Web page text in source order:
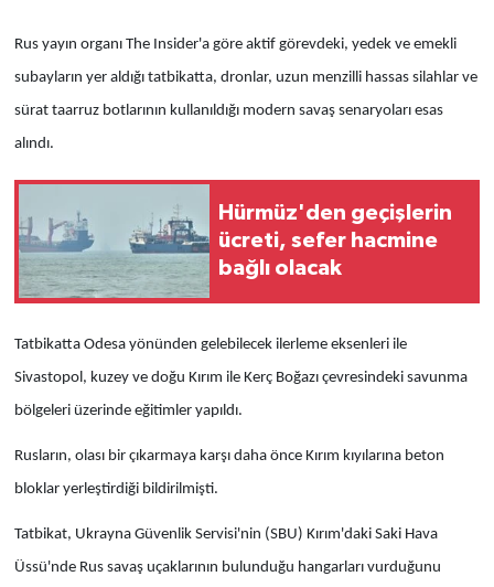
Rus yayın organı The Insider'a göre aktif görevdeki, yedek ve emekli
subayların yer aldığı tatbikatta, dronlar, uzun menzilli hassas silahlar ve
sürat taarruz botlarının kullanıldığı modern savaş senaryoları esas
alındı.
Hürmüz'den geçişlerin
ücreti, sefer hacmine
bağlı olacak
Tatbikatta Odesa yönünden gelebilecek ilerleme eksenleri ile
Sivastopol, kuzey ve doğu Kırım ile Kerç Boğazı çevresindeki savunma
bölgeleri üzerinde eğitimler yapıldı.
Rusların, olası bir çıkarmaya karşı daha önce Kırım kıyılarına beton
bloklar yerleştirdiği bildirilmişti.
Tatbikat, Ukrayna Güvenlik Servisi'nin (SBU) Kırım'daki Saki Hava
Üssü'nde Rus savaş uçaklarının bulunduğu hangarları vurduğunu